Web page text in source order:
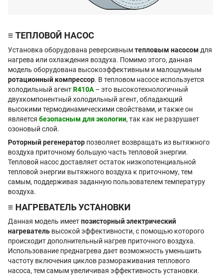
≡ ТЕПЛОВОЙ НАСОС
Установка оборудована реверсивнымтепловым насосом для
нагрева или охлаждения воздуха. Помимо этого, данная
модель оборудована высокоэффективным и малошумным
ротационный компрессор. В тепловом насосе используется
холодильный агентR410A – это высокотехнологичный
двухкомпонентный холодильный агент, обладающий
высокими термодинамическими свойствами, и также он
является безопасным для экологии, так как не разрушает
озоновый слой.
Роторный регенератор позволяет возвращать из вытяжного
воздуха приточному большую часть тепловой энергии.
Тепловой насос доставляет остаток низкопотенциальной
тепловой энергии вытяжного воздуха к приточному, тем
самым, поддерживая заданную пользователем температуру
воздуха.
≡ НАГРЕВАТЕЛЬ УСТАНОВКИ
Данная модель имеетпозисторный электрический
нагреватель высокой эффективности, с помощью которого
происходит дополнительный нагрев приточного воздуха.
Использование преднагрева дает возможность уменьшить
частоту включения циклов размораживания теплового
насоса, тем самым увеличивая эффективность установки.